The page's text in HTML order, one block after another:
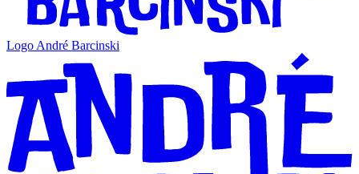
Logo André Barcinski